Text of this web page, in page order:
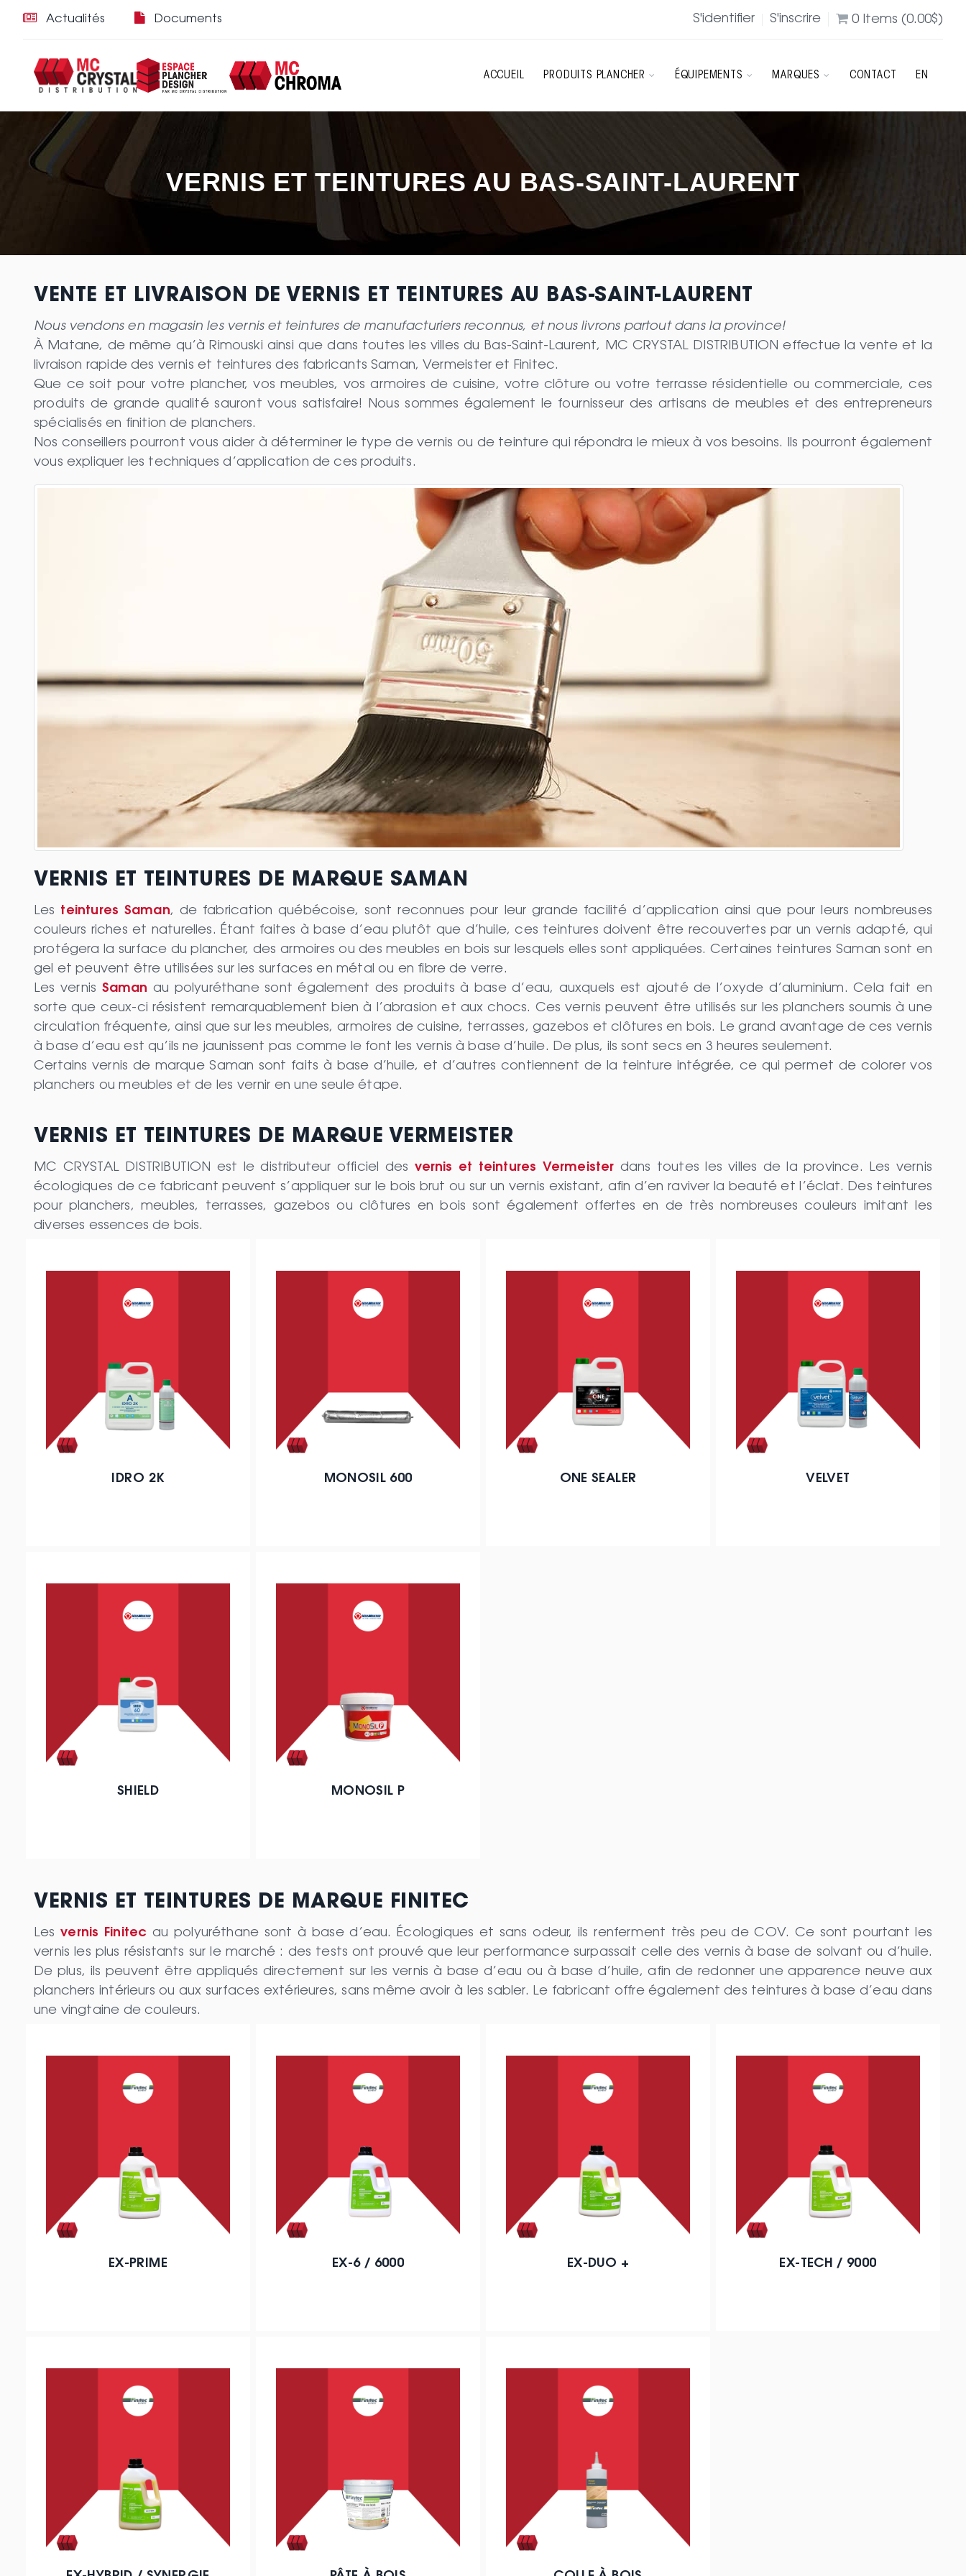
Actualités Documents S'identifier S'inscrire 0 Items (0.00$)
ACCUEIL PRODUITS PLANCHER ÉQUIPEMENTS MARQUES CONTACT EN
VERNIS ET TEINTURES AU BAS-SAINT-LAURENT
VENTE ET LIVRAISON DE VERNIS ET TEINTURES AU BAS-SAINT-LAURENT
Nous vendons en magasin les vernis et teintures de manufacturiers reconnus, et nous livrons partout dans la province!
À Matane, de même qu’à Rimouski ainsi que dans toutes les villes du Bas-Saint-Laurent, MC CRYSTAL DISTRIBUTION effectue la vente et la
livraison rapide des vernis et teintures des fabricants Saman, Vermeister et Finitec.
Que ce soit pour votre plancher, vos meubles, vos armoires de cuisine, votre clôture ou votre terrasse résidentielle ou commerciale, ces
produits de grande qualité sauront vous satisfaire! Nous sommes également le fournisseur des artisans de meubles et des entrepreneurs
spécialisés en finition de planchers.
Nos conseillers pourront vous aider à déterminer le type de vernis ou de teinture qui répondra le mieux à vos besoins. Ils pourront également
vous expliquer les techniques d’application de ces produits.
VERNIS ET TEINTURES DE MARQUE SAMAN
Les teintures Saman, de fabrication québécoise, sont reconnues pour leur grande facilité d’application ainsi que pour leurs nombreuses
couleurs riches et naturelles. Étant faites à base d’eau plutôt que d’huile, ces teintures doivent être recouvertes par un vernis adapté, qui
protégera la surface du plancher, des armoires ou des meubles en bois sur lesquels elles sont appliquées. Certaines teintures Saman sont en
gel et peuvent être utilisées sur les surfaces en métal ou en fibre de verre.
Les vernis Saman au polyuréthane sont également des produits à base d’eau, auxquels est ajouté de l’oxyde d’aluminium. Cela fait en
sorte que ceux-ci résistent remarquablement bien à l’abrasion et aux chocs. Ces vernis peuvent être utilisés sur les planchers soumis à une
circulation fréquente, ainsi que sur les meubles, armoires de cuisine, terrasses, gazebos et clôtures en bois. Le grand avantage de ces vernis
à base d’eau est qu’ils ne jaunissent pas comme le font les vernis à base d’huile. De plus, ils sont secs en 3 heures seulement.
Certains vernis de marque Saman sont faits à base d’huile, et d’autres contiennent de la teinture intégrée, ce qui permet de colorer vos
planchers ou meubles et de les vernir en une seule étape.
VERNIS ET TEINTURES DE MARQUE VERMEISTER
MC CRYSTAL DISTRIBUTION est le distributeur officiel des vernis et teintures Vermeister dans toutes les villes de la province. Les vernis
écologiques de ce fabricant peuvent s’appliquer sur le bois brut ou sur un vernis existant, afin d’en raviver la beauté et l’éclat. Des teintures
pour planchers, meubles, terrasses, gazebos ou clôtures en bois sont également offertes en de très nombreuses couleurs imitant les
diverses essences de bois.
IDRO 2K MONOSIL 600 ONE SEALER VELVET
SHIELD MONOSIL P
VERNIS ET TEINTURES DE MARQUE FINITEC
Lesvernis Finitec au polyuréthane sont à base d’eau. Écologiques et sans odeur, ils renferment très peu de COV. Ce sont pourtant les
vernis les plus résistants sur le marché : des tests ont prouvé que leur performance surpassait celle des vernis à base de solvant ou d’huile.
De plus, ils peuvent être appliqués directement sur les vernis à base d’eau ou à base d’huile, afin de redonner une apparence neuve aux
planchers intérieurs ou aux surfaces extérieures, sans même avoir à les sabler. Le fabricant offre également des teintures à base d’eau dans
une vingtaine de couleurs.
EX-PRIME EX-6 / 6000 EX-DUO + EX-TECH / 9000